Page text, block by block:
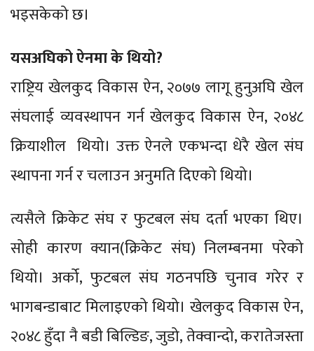
भइसकेको छ।
यसअघिको ऐनमा के थियो?
राष्ट्रिय खेलकुद विकास ऐन, २०७७ लागू हुनुअघि खेल
संघलाई व्यवस्थापन गर्न खेलकुद विकास ऐन, २०४८
क्रियाशील थियो। उक्त ऐनले एकभन्दा धेरै खेल संघ
स्थापना गर्न र चलाउन अनुमति दिएको थियो।
त्यसैले क्रिकेट संघ र फुटबल संघ दर्ता भएका थिए।
सोही कारण क्यान(क्रिकेट संघ) निलम्बनमा परेको
थियो। अर्को, फुटबल संघ गठनपछि चुनाव गरेर र
भागबन्डाबाट मिलाइएको थियो। खेलकुद विकास ऐन,
२०४८ हुँदा नै बडी बिल्डिङ, जुडो, तेक्वान्दो, करातेजस्ता